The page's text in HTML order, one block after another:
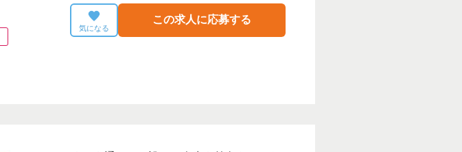
気になる
この求人に応募する